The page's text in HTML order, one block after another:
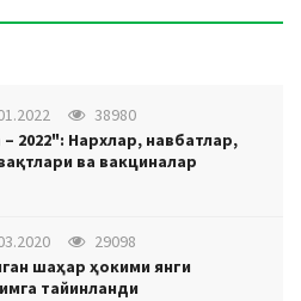
38980
2022": Нархлар, навбатлар,
ва вакциналар
29098
шаҳар ҳокими янги
тайинланди